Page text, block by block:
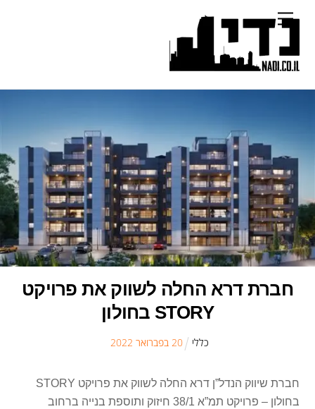
content
Menu
חברת דרא החלה לשווק את פרויקט
STORY בחולון
כללי 20 בפברואר 2022
חברת שיווק הנדל”ן דרא החלה לשווק את פרויקט STORY
בחולון – פרויקט תמ”א 38/1 חיזוק ותוספת בנייה ברחוב